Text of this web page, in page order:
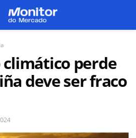
climático perde
deve ser fraco